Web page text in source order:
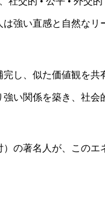
強い直感と自然な
し、似た価値観を共
い関係を築き、社会
の著名人が、この